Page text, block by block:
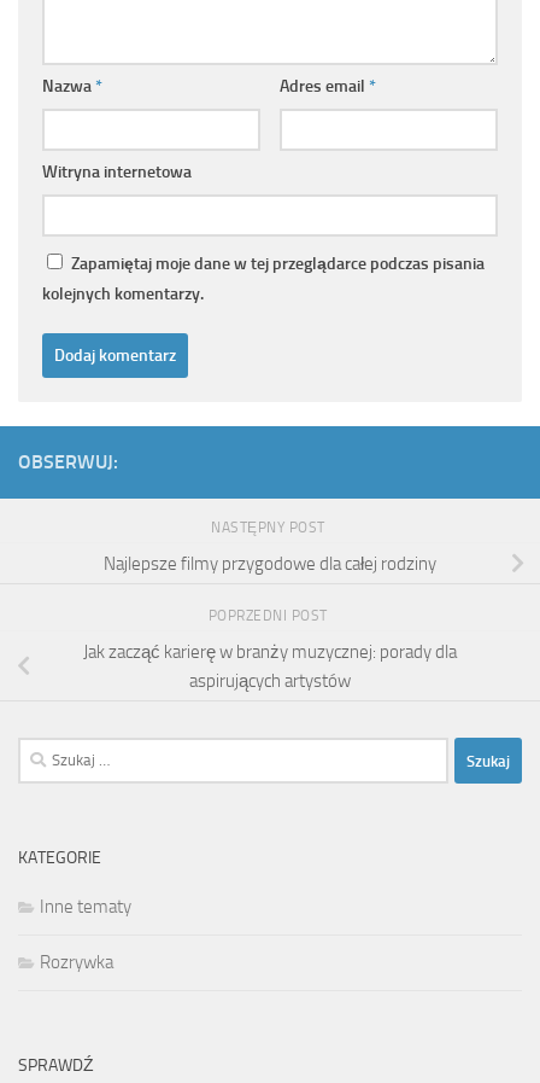
Nazwa* Adres email *
Witryna internetowa
Zapamiętaj moje dane w tej przeglądarce podczas pisania
kolejnych komentarzy.
OBSERWUJ:
NASTĘPNY POST
Najlepsze filmy przygodowe dla całej rodziny
POPRZEDNI POST
Jak zacząć karierę w branży muzycznej: porady dla
aspirujących artystów
Szukaj:
KATEGORIE
Inne tematy
Rozrywka
SPRAWDŹ